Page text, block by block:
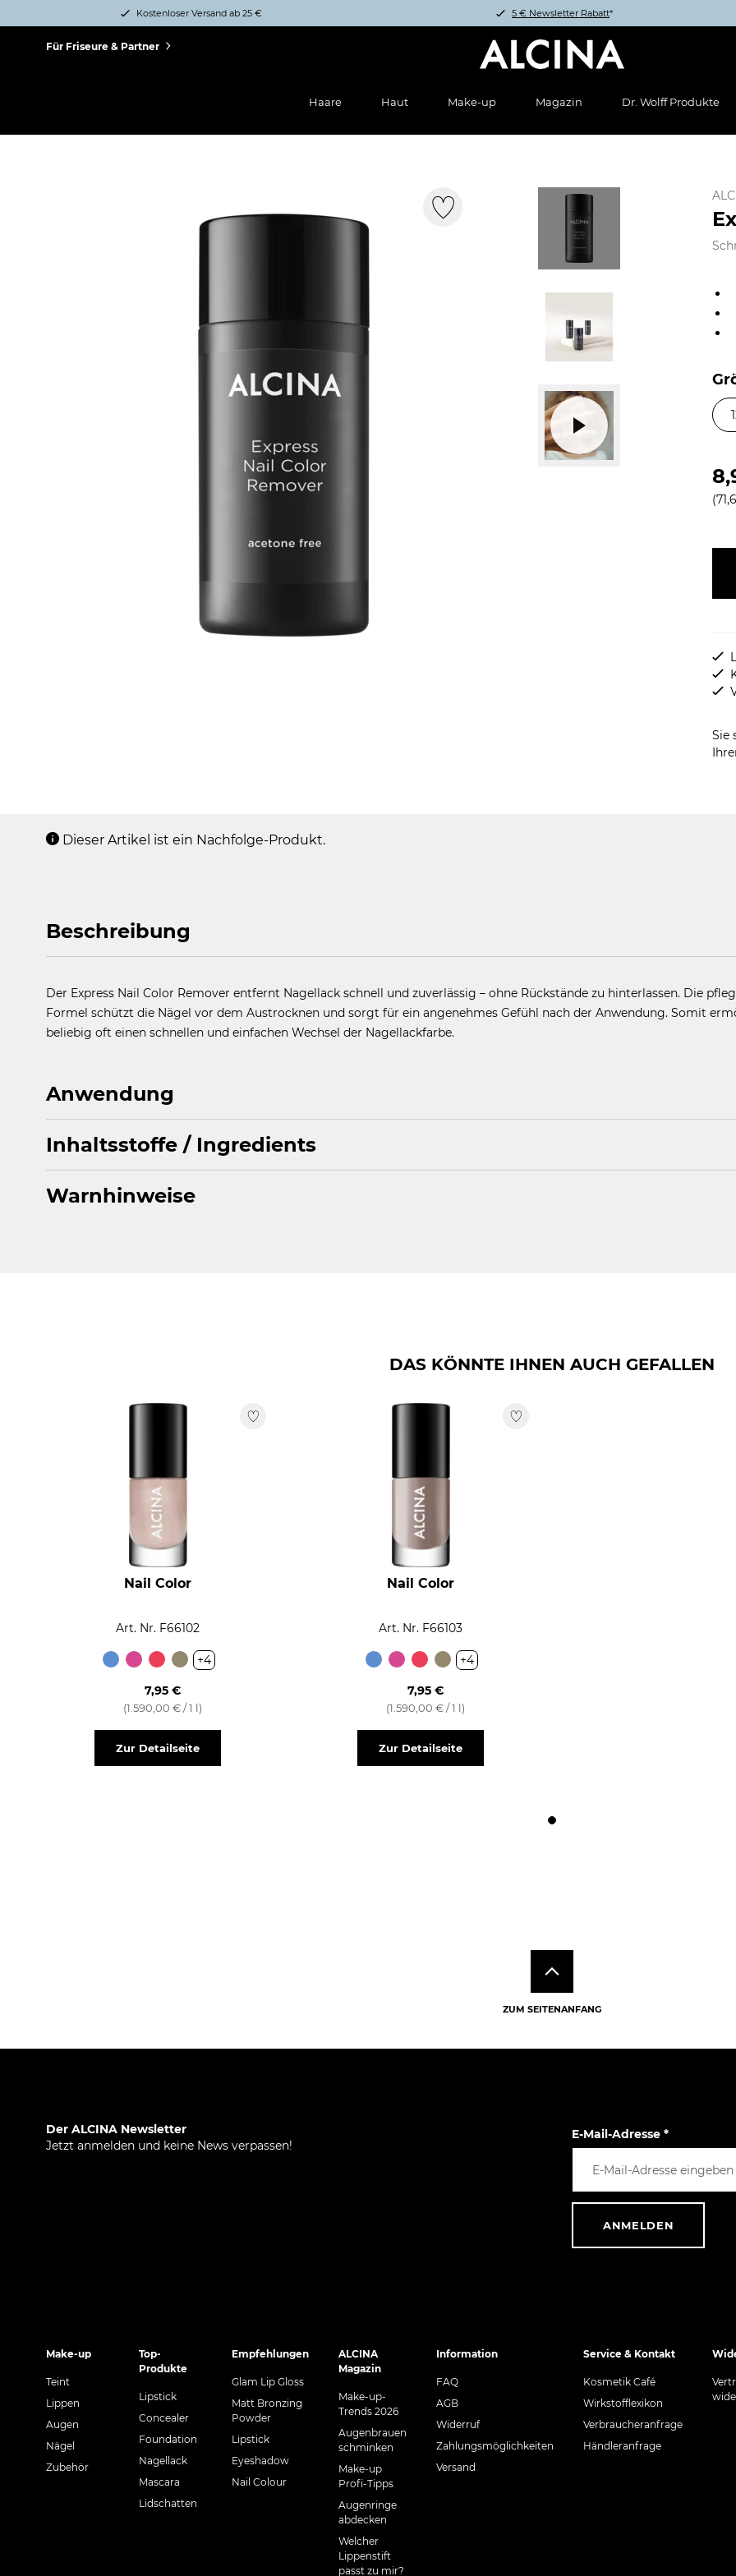
Kostenloser Versand ab 25 € 5 € Newsletter Rabatt*
Für Friseure & Partner
Haare Haut Make-up Magazin Dr. Wolff Produkte
Sie
Dieser Artikel ist ein Nachfolge-Produkt.
Beschreibung
Der Express Nail Color Remover entfernt Nagellack schnell und zuverlässig – ohne Rückstände zu hinterlassen. Die
Formel schützt die Nägel vor dem Austrocknen und sorgt für ein angenehmes Gefühl nach der Anwendung. Somit
beliebig oft einen schnellen und einfachen Wechsel der Nagellackfarbe.
Anwendung
Nagellackentferner auf ein Wattepad geben und den Nagellack sanft abwischen. Bei hartnäckigem Lack den Wattepad
den Nagel drücken, dann entfernen.
Inhaltsstoffe / Ingredients
ETHYL ACETATE, ALCOHOL DENAT., AQUA, PARFUM, TETRAMETHYL ACETYLOCTAHYDRONAPHTHALENES,
Warnhinweise
DAS KÖNNTE IHNEN AUCH GEFALLEN
Nail Color
Art. Nr. F66102
+4
7,95 €
(1.590,00 € / 1 l)
Zur Detailseite
Nail Color
Art. Nr. F66103
+4
7,95 €
(1.590,00 € / 1 l)
Zur Detailseite
ZUM SEITENANFANG
Der ALCINA Newsletter
Jetzt anmelden und keine News verpassen!
E-Mail-Adresse *
ANMELDEN
Make-up
Teint
Lippen
Augen
Nägel
Zubehör
Top-
Produkte
Lipstick
Concealer
Foundation
Nagellack
Mascara
Lidschatten
Empfehlungen
Glam Lip Gloss
Matt Bronzing
Powder
Lipstick
Eyeshadow
Nail Colour
ALCINA
Magazin
Make-up-
Trends 2026
Augenbrauen
schminken
Make-up
Profi-Tipps
Augenringe
abdecken
Welcher
Lippenstift
passt zu mir?
Information
FAQ
AGB
Widerruf
Zahlungsmöglichkeiten
Versand
Service & Kontakt
Kosmetik Café
Wirkstofflexikon
Verbraucheranfrage
Händleranfrage